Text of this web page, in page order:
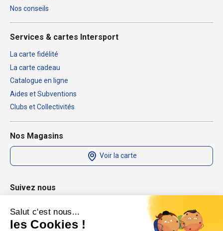
Salut c'est nous...
les Cookies !
Nos conseils
Services & cartes Intersport
La carte fidélité
La carte cadeau
Catalogue en ligne
Aides et Subventions
Clubs et Collectivités
Nos Magasins
Voir la carte
Suivez nous